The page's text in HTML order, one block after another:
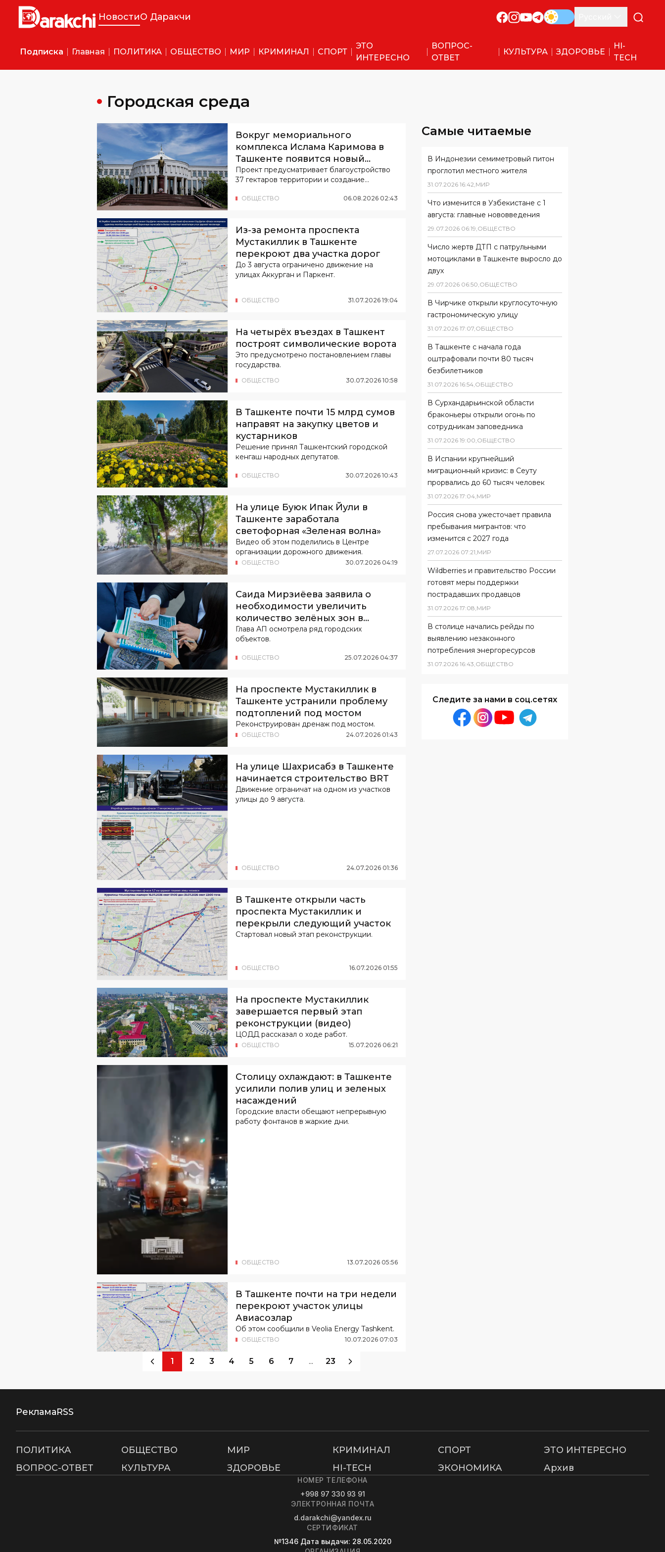
НовостиО Даракчи
Подписка Главная ПОЛИТИКА ОБЩЕСТВО МИР КРИМИНАЛ СПОРТ
ЭТО
ИНТЕРЕСНО
ВОПРОС-
ОТВЕТ
КУЛЬТУРА ЗДОРОВЬЕ
HI-
TECH
Городская среда
ОБЩЕСТВО 06.08.2026 02:43
Вокруг мемориального
комплекса Ислама Каримова в
Ташкенте появится новый
городской парк
Проект предусматривает благоустройство
37 гектаров территории и создание
ОБЩЕСТВО 31.07.2026 19:04
Из-за ремонта проспекта
Мустакиллик в Ташкенте
перекроют два участка дорог
До 3 августа ограничено движение на
улицах Аккурган и Паркент.
ОБЩЕСТВО 30.07.2026 10:58
На четырёх въездах в Ташкент
построят символические ворота
Это предусмотрено постановлением главы
государства.
ОБЩЕСТВО 30.07.2026 10:43
В Ташкенте почти 15 млрд сумов
направят на закупку цветов и
кустарников
Решение принял Ташкентский городской
кенгаш народных депутатов.
ОБЩЕСТВО 30.07.2026 04:19
На улице Буюк Ипак Йули в
Ташкенте заработала
светофорная «Зеленая волна»
Видео об этом поделились в Центре
организации дорожного движения.
ОБЩЕСТВО 25.07.2026 04:37
Саида Мирзиёева заявила о
необходимости увеличить
количество зелёных зон в
Ташкенте
Глава АП осмотрела ряд городских
объектов.
ОБЩЕСТВО 24.07.2026 01:43
На проспекте Мустакиллик в
Ташкенте устранили проблему
подтоплений под мостом
Реконструирован дренаж под мостом.
ОБЩЕСТВО 24.07.2026 01:36
На улице Шахрисабз в Ташкенте
начинается строительство BRT
Движение ограничат на одном из участков
улицы до 9 августа.
ОБЩЕСТВО 16.07.2026 01:55
В Ташкенте открыли часть
проспекта Мустакиллик и
перекрыли следующий участок
Стартовал новый этап реконструкции.
ОБЩЕСТВО 15.07.2026 06:21
На проспекте Мустакиллик
завершается первый этап
реконструкции (видео)
ЦОДД рассказал о ходе работ.
ОБЩЕСТВО 13.07.2026 05:56
Столицу охлаждают: в Ташкенте
усилили полив улиц и зеленых
насаждений
Городские власти обещают непрерывную
работу фонтанов в жаркие дни.
ОБЩЕСТВО 10.07.2026 07:03
В Ташкенте почти на три недели
перекроют участок улицы
Авиасозлар
Об этом сообщили в Veolia Energy Tashkent.
1 2 3 4 5 6 7 ... 23
Самые читаемые
В Индонезии семиметровый питон
проглотил местного жителя
31.07.2026 16:42,МИР
Что изменится в Узбекистане с 1
августа: главные нововведения
29.07.2026 06:19,ОБЩЕСТВО
Число жертв ДТП с патрульными
мотоциклами в Ташкенте выросло до
двух
29.07.2026 06:50,ОБЩЕСТВО
В Чирчике открыли круглосуточную
гастрономическую улицу
31.07.2026 17:07,ОБЩЕСТВО
В Ташкенте с начала года
оштрафовали почти 80 тысяч
безбилетников
31.07.2026 16:54,ОБЩЕСТВО
В Сурхандарьинской области
браконьеры открыли огонь по
сотрудникам заповедника
31.07.2026 19:00,ОБЩЕСТВО
В Испании крупнейший
миграционный кризис: в Сеуту
прорвались до 60 тысяч человек
31.07.2026 17:04,МИР
Россия снова ужесточает правила
пребывания мигрантов: что
изменится с 2027 года
27.07.2026 07:21,МИР
Wildberries и правительство России
готовят меры поддержки
пострадавших продавцов
31.07.2026 17:08,МИР
В столице начались рейды по
выявлению незаконного
потребления энергоресурсов
31.07.2026 16:43,ОБЩЕСТВО
Следите за нами в соц.сетях
РекламаRSS
ПОЛИТИКА ОБЩЕСТВО МИР КРИМИНАЛ СПОРТ
ЭТО ИНТЕРЕСНО
ВОПРОС-ОТВЕТ
КУЛЬТУРА ЗДОРОВЬЕ HI-TECH ЭКОНОМИКА Архив
НОМЕР ТЕЛЕФОНА
+998 97 330 93 91
ЭЛЕКТРОННАЯ ПОЧТА
d.darakchi@yandex.ru
СЕРТИФИКАТ
№1346 Дата выдачи: 28.05.2020